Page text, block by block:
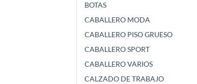
BOTAS
CABALLERO MODA
CABALLERO PISO GRUESO
CABALLERO SPORT
CABALLERO VARIOS
CALZADO DE TRABAJO